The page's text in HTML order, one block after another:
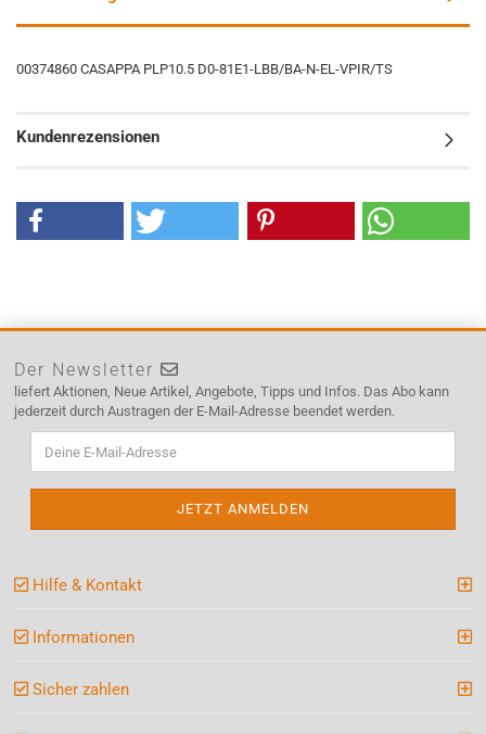
00374860 CASAPPA PLP10.5 D0-81E1-LBB/BA-N-EL-VPIR/TS
Kundenrezensionen
Der Newsletter
liefert Aktionen, Neue Artikel, Angebote, Tipps und Infos. Das Abo kann
jederzeit durch Austragen der E-Mail-Adresse beendet werden.
Hilfe & Kontakt
Informationen
Sicher zahlen